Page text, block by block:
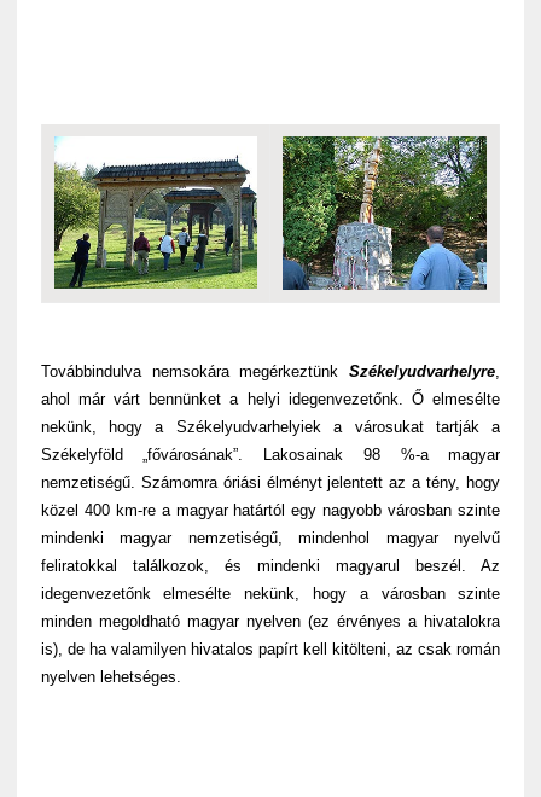
Továbbindulva nemsokára megérkeztünkSzékelyudvarhelyre,
ahol már várt bennünket a helyi idegenvezetőnk. Ő elmesélte
nekünk, hogy a Székelyudvarhelyiek a városukat tartják a
Székelyföld „fővárosának”. Lakosainak 98 %-a magyar
nemzetiségű. Számomra óriási élményt jelentett az a tény, hogy
közel 400 km-re a magyar határtól egy nagyobb városban szinte
mindenki magyar nemzetiségű, mindenhol magyar nyelvű
feliratokkal találkozok, és mindenki magyarul beszél. Az
idegenvezetőnk elmesélte nekünk, hogy a városban szinte
minden megoldható magyar nyelven (ez érvényes a hivatalokra
is), de ha valamilyen hivatalos papírt kell kitölteni, az csak román
nyelven lehetséges.